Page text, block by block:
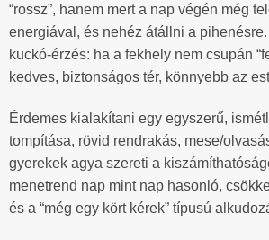
“rossz”, hanem mert a nap végén még
energiával, és nehéz átállni a
kuckó-érzés: ha a fekhely nem csupán
kedves, biztonságos tér, könnyebb az
Érdemes kialakítani egy egyszerű,
tompítása, rövid rendrakás, mese/
gyerekek agya szereti a
menetrend nap mint nap hasonló,
és a “még egy kört kérek” típusú